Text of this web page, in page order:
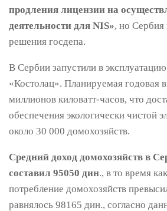
продления лицензии на
деятельности для NIS», но
решения госдепа.
В Сербии запустили в
«Костолац». Планируемая годовая
миллионов киловатт-часов, что
обеспечения экологически чистой
около 30 000 домохозяйств.
Средний доход домохозяйств в
составил 95050 дин., в то время
потребление домохозяйств
равнялось 98165 дин., согласно